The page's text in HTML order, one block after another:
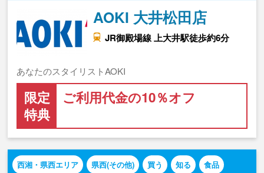
AOKI 大井松田店
JR御殿場線 上大井駅徒歩約6分
あなたのスタイリストAOKI
限定
特典
ご利用代金の10％オフ
西湘・県西エリア 県西(その他) 買う 知る
食品